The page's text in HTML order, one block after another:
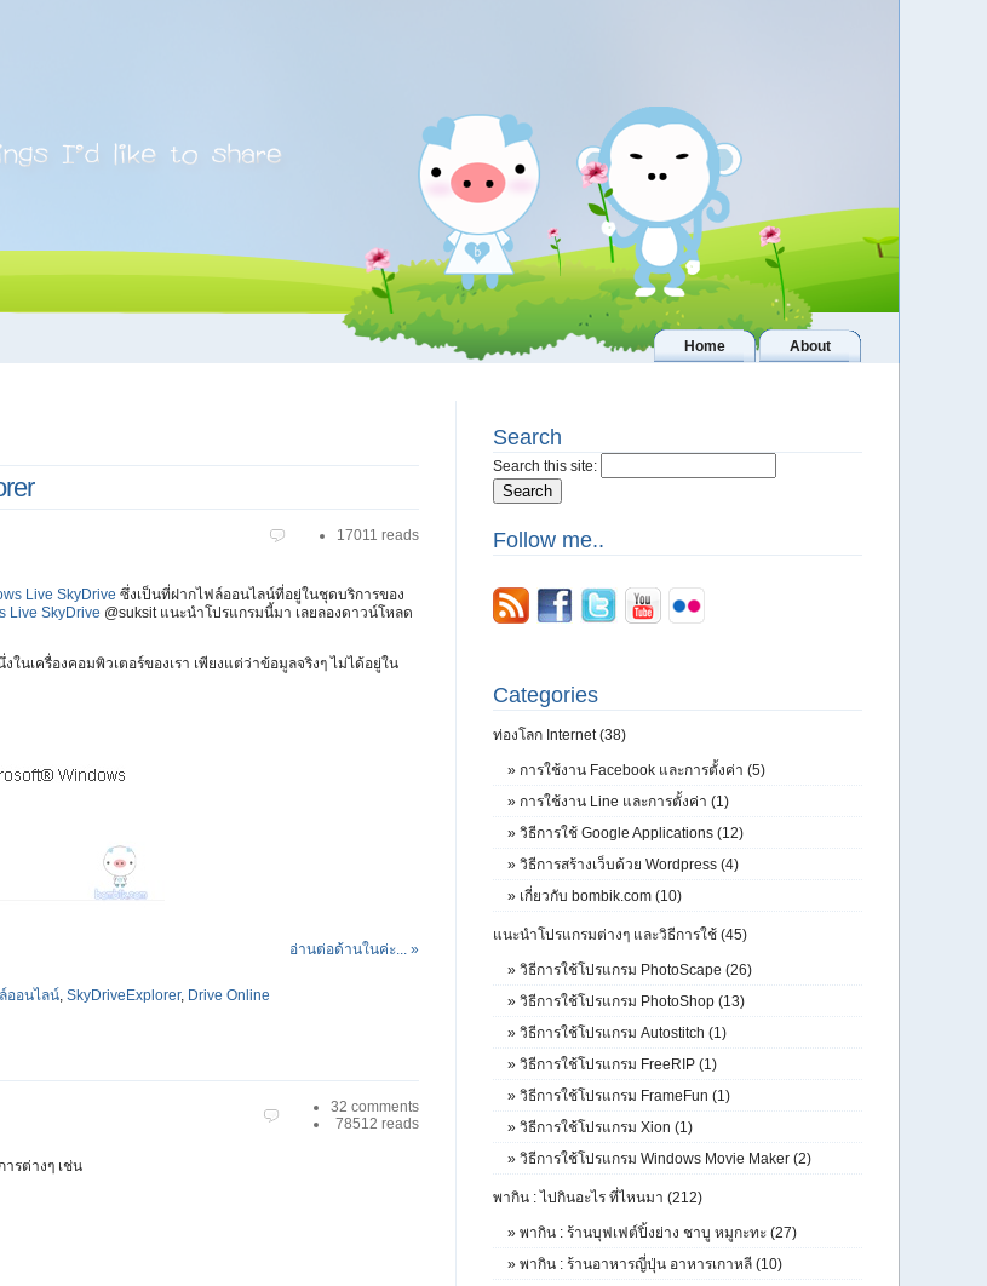
Home About
17011 reads
Live SkyDrive ซึ่งเป็นที่ฝากไฟล์ออนไลน์ที่อยู่ในชุดบริการของ
Live SkyDrive @suksit แนะนำโปรแกรมนี้มา เลยลองดาวน์โหลด
นเครื่องคอมพิวเตอร์ของเรา เพียงแต่ว่าข้อมูลจริงๆ ไม่ได้อยู่ใน
อ่านต่อด้านในค่ะ... »
ออนไลน์, SkyDriveExplorer, Drive Online
32 comments
78512 reads
รต่างๆ เช่น
Search
Search this site:
Follow me..
Categories
ท่องโลก Internet (38)
» การใช้งาน Facebook และการตั้งค่า (5)
» การใช้งาน Line และการตั้งค่า (1)
» วิธีการใช้ Google Applications (12)
» วิธีการสร้างเว็บด้วย Wordpress (4)
» เกี่ยวกับ bombik.com (10)
แนะนำโปรแกรมต่างๆ และวิธีการใช้ (45)
» วิธีการใช้โปรแกรม PhotoScape (26)
» วิธีการใช้โปรแกรม PhotoShop (13)
» วิธีการใช้โปรแกรม Autostitch (1)
» วิธีการใช้โปรแกรม FreeRIP (1)
» วิธีการใช้โปรแกรม FrameFun (1)
» วิธีการใช้โปรแกรม Xion (1)
» วิธีการใช้โปรแกรม Windows Movie Maker (2)
พากิน : ไปกินอะไร ที่ไหนมา (212)
» พากิน : ร้านบุฟเฟต์ปิ้งย่าง ชาบู หมูกะทะ (27)
» พากิน : ร้านอาหารญี่ปุ่น อาหารเกาหลี (10)